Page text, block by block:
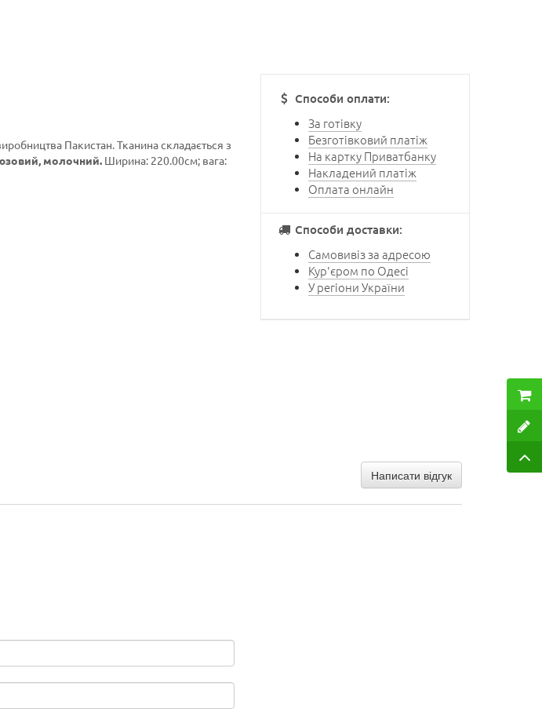
Пакистан. Тканина складається з
молочний. Ширина: 220.00см; вага:
Способи оплати:
За готівку
Безготівковий платіж
На картку Приватбанку
Накладений платіж
Оплата онлайн
Способи доставки:
Самовивіз за адресою
Кур'єром по Одесі
У регіони України
Написати відгук